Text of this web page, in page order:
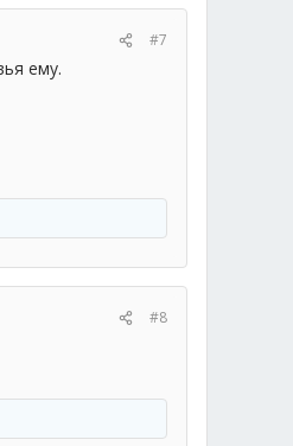
#7
ему.
#8